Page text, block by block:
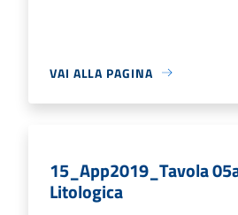
VAI ALLA PAGINA
15_App2019_Tavola
Litologica